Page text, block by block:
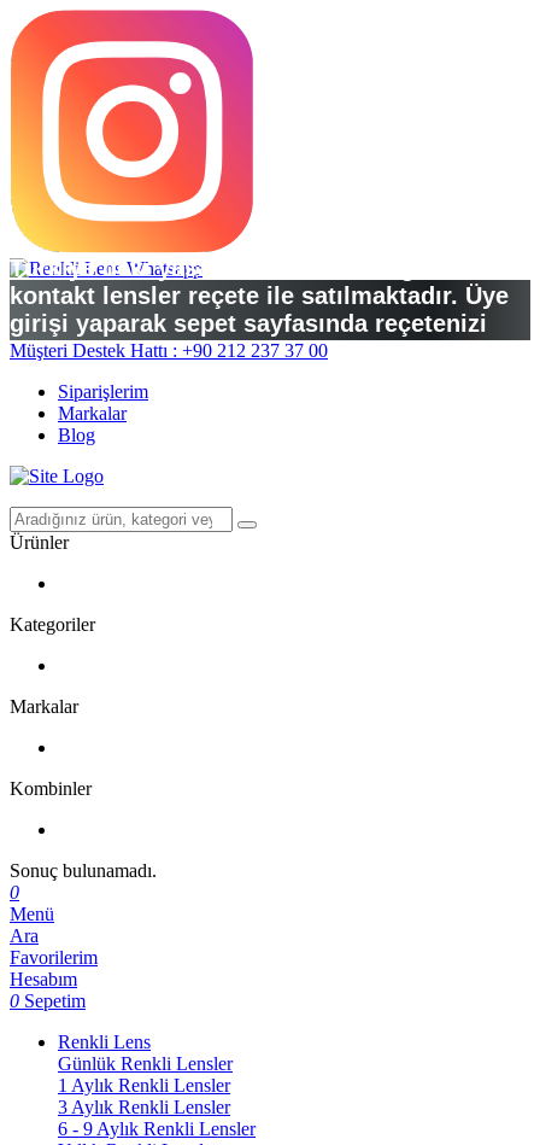
Türkiye’deki yasal düzenlemelere göre
kontakt lensler reçete ile satılmaktadır. Üye
girişi yaparak sepet sayfasında reçetenizi
yükleyebilirsiniz.
Müşteri Destek Hattı : +90 212 237 37 00
Siparişlerim
Markalar
Blog
Ürünler
Kategoriler
Markalar
Kombinler
Sonuç bulunamadı.
0
Menü
Ara
Favorilerim
Hesabım
0 Sepetim
Renkli Lens
Günlük Renkli Lensler
1 Aylık Renkli Lensler
3 Aylık Renkli Lensler
6 - 9 Aylık Renkli Lensler